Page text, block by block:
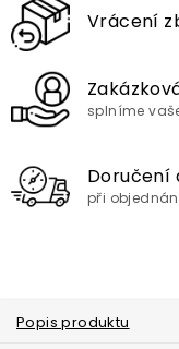
Vrácení
splníme
Doručení
při
Popis produktu